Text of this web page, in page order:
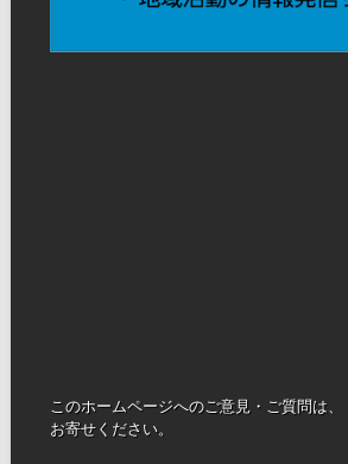
このホームページへのご意見・ご質問は、
お寄せください。